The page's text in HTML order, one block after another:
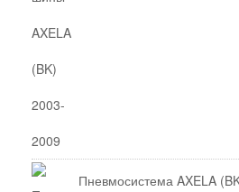
Пневмосистема AXELA